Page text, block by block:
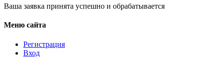
Ваша заявка принята успешно и обрабатывается
Меню сайта
Регистрация
Вход